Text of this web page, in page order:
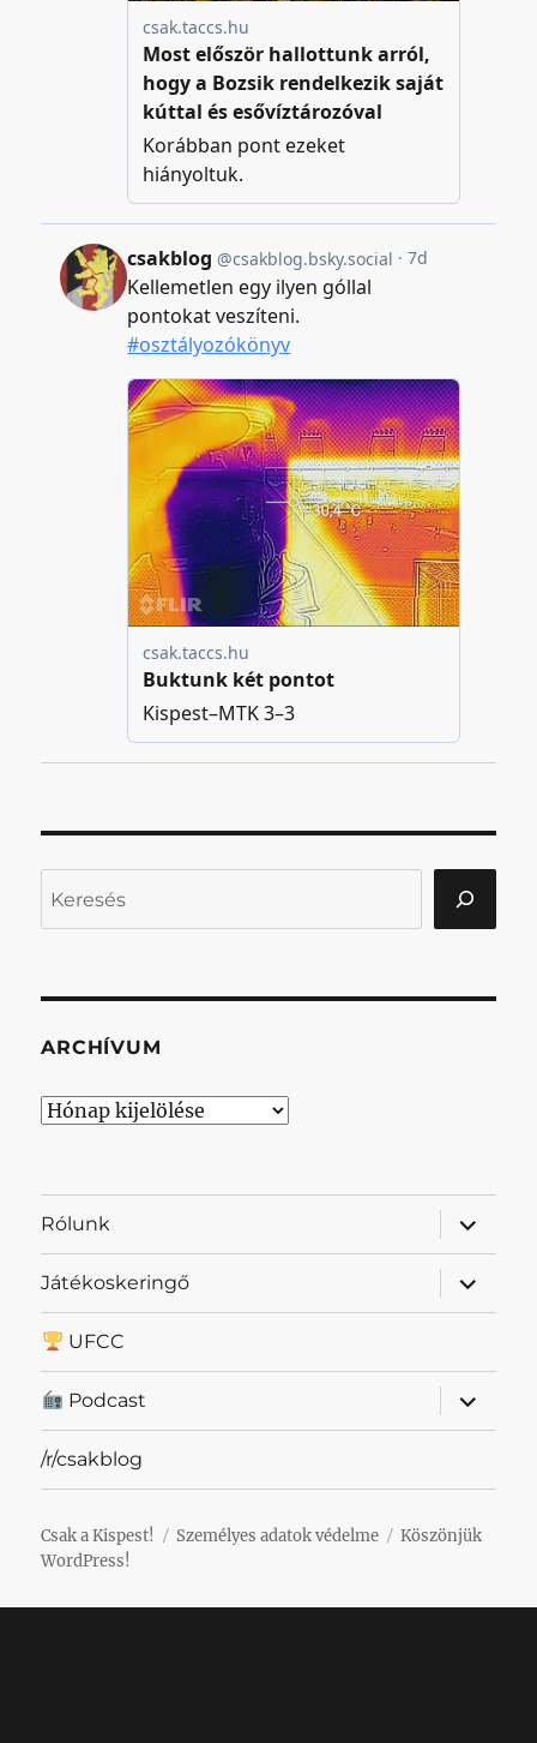
ARCHÍVUM
Archívum
Rólunk
almenü
Játékoskeringő
almenü
UFCC
Podcast
almenü
/r/csakblog
Csak a Kispest! Személyes adatok védelme
Köszönjük
WordPress!